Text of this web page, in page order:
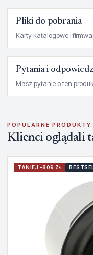
Pliki do pobrania
Karty katalogowe i
Pytania i
Masz pytanie o ten
POPULARNE PRODUKTY
Klienci oglądali
TANIEJ -809 ZŁ